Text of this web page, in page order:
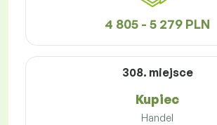
4 805 - 5 279 PLN
308. miejsce
Kupiec
Handel